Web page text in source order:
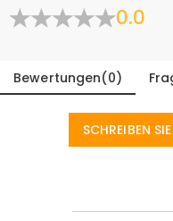
0.0
Bewertungen(0)
SCHREIBEN